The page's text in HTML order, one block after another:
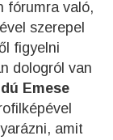
fórumra való,
szerepel
figyelni
dologról van
Emese
amit